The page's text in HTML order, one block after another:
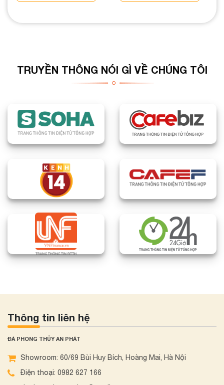
TRUYỀN THÔNG NÓI GÌ VỀ CHÚNG TÔI
Thông tin liên hệ
ĐÁ PHONG THỦY AN PHÁT
Showroom: 60/69 Bùi Huy Bích, Hoàng Mai, Hà Nội
Điện thoại: 0982 627 166